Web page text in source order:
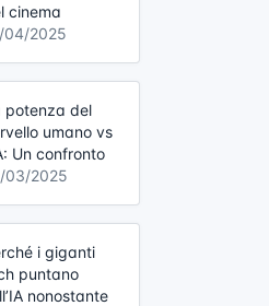
cinema
04/2025
potenza del
umano vs
Un confronto
03/2025
i giganti
puntano
nonostante